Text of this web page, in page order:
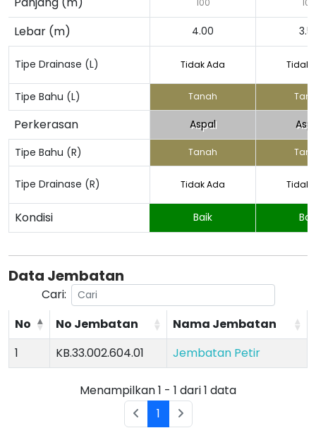
100 100
Lebar (m) 4.00
Tipe Drainase (L) Tidak Ada Tidak
Tipe Bahu (L) Tanah
Perkerasan Aspal
Tipe Bahu (R)
Tanah
Tipe Drainase (R) Tidak Ada Tidak
Kondisi Baik
Data Jembatan
Cari:
No
No Jembatan
Nama Jembatan
1
KB.33.002.604.01 Jembatan Petir
Menampilkan 1 - 1 dari 1 data
1